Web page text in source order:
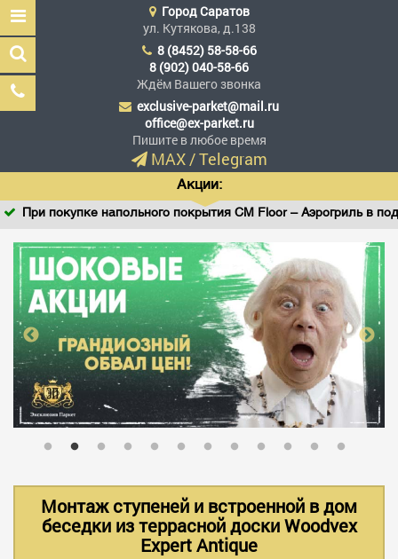
Эксклюзив Паркет
Мы сделали эксклюзив
доступным
ГЛАВНАЯ
АССОРТИМЕНТ
В НАЛИЧИИ
ГородСаратов
ул. Кутякова, д.138
8 (8452) 58-58-66
8 (902) 040-58-66
Ждём Вашего звонка
exclusive-parket@mail.ru
office@ex-parket.ru
Пишите в любое время
MAX/Telegram
Акции:
покупке напольного покрытия CM Floor – Аэрогриль в
Монтаж ступеней и встроенной в дом
беседки из террасной доски Woodvex
Expert Antique